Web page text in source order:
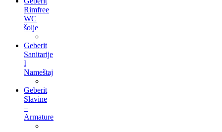
Rimfree
WC
šolje
Geberit
Sanitarije
I
Nameštaj
Geberit
Slavine
–
Armature